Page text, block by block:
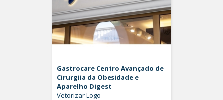
Gastrocare Centro Avançado de
Cirurgiia da Obesidade e
Aparelho Digest
Vetorizar Logo